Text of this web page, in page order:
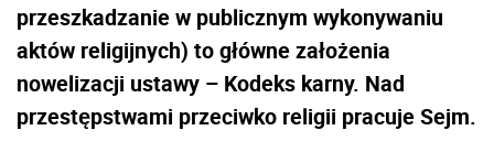
przeszkadzanie w publicznym wykonywaniu
aktów religijnych) to główne założenia
nowelizacji ustawy – Kodeks karny. Nad
przestępstwami przeciwko religii pracuje Sejm.